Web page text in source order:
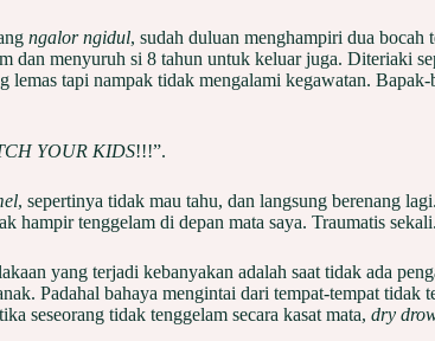
ngalor ngidul, sudah duluan menghampiri dua bocah
menyuruh si 8 tahun untuk keluar juga. Diteriaki
tapi nampak tidak mengalami kegawatan.
YOUR KIDS!!!”.
, sepertinya tidak mau tahu, dan langsung berenang
hampir tenggelam di depan mata saya. Traumatis sekali.
yang terjadi kebanyakan adalah saat tidak ada
Padahal bahaya mengintai dari tempat-tempat tidak
seseorang tidak tenggelam secara kasat mata, dry